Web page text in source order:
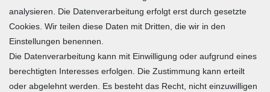
Zur Kasse
Mein Konto
Registrieren
Login
analysieren. Die Datenverarbeitung erfolgt erst durch gesetzte
Cookies. Wir teilen diese Daten mit Dritten, die wir in den
Einstellungen benennen.
Die Datenverarbeitung kann mit Einwilligung oder aufgrund eines
berechtigten Interesses erfolgen. Die Zustimmung kann erteilt
oder abgelehnt werden. Es besteht das Recht, nicht einzuwilligen